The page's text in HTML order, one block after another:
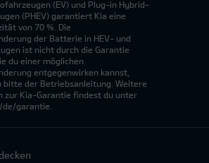
(EV) und Plug-in Hybrid-
(PHEV) garantiert Kia eine
von 70 %. Die
der Batterie in HEV- und
ist nicht durch die Garantie
du einer möglichen
entgegenwirken kannst,
bitte der Betriebsanleitung. Weitere
zur Kia-Garantie findest du unter
garantie.